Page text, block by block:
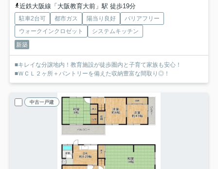
近鉄大阪線「大阪教育大前」駅 徒歩19分
駐車2台可 都市ガス 陽当り良好
バリアフリー
ウォークインクロゼット
システムキッチン
新築
■キレイな分譲地内！教育施設が徒歩圏内と子育て家族も安心！
■ＷＣＬ２ヶ所＋パントリーを備えた収納豊富な間取り◎！
中古一戸建